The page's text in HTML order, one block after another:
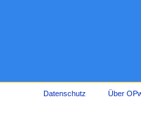
Datenschutz Über